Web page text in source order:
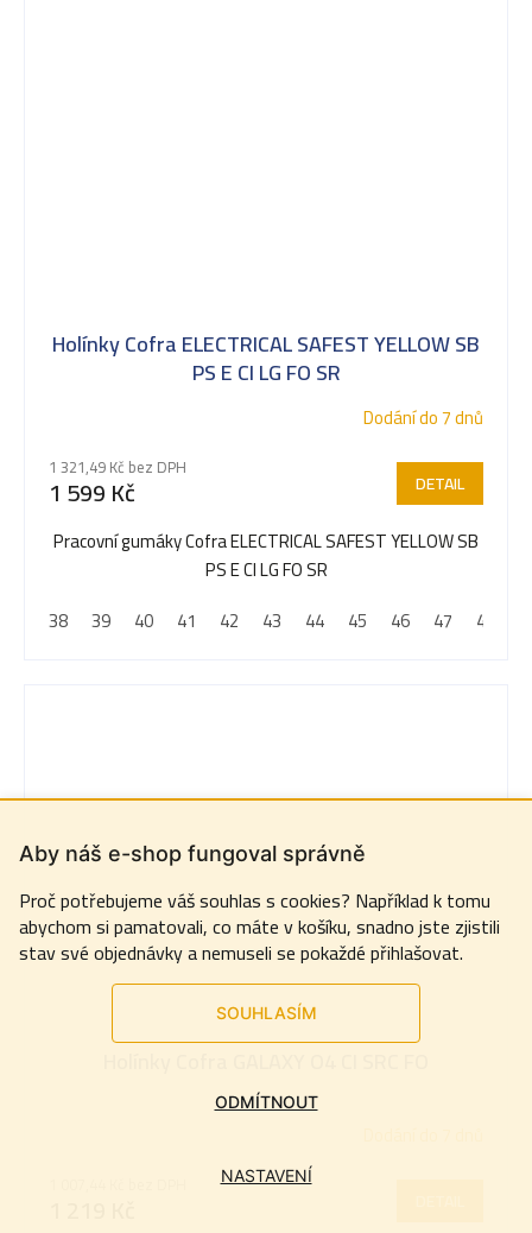
Aby náš e-shop fungoval správně
Proč potřebujeme váš souhlas s cookies? Například k tomu
abychom si pamatovali, co máte v košíku, snadno jste zjistili
stav své objednávky a nemuseli se pokaždé přihlašovat.
SOUHLASÍM
NASTAVENÍ
ODMÍTNOUT
Holínky Cofra ELECTRICAL SAFEST YELLOW SB
PS E CI LG FO SR
Dodání do 7 dnů
1 321,49 Kč bez DPH
1 599 Kč DETAIL
Pracovní gumáky Cofra ELECTRICAL SAFEST YELLOW SB
PS E CI LG FO SR
38
39 40 41 42 43 44 45 46 47 48